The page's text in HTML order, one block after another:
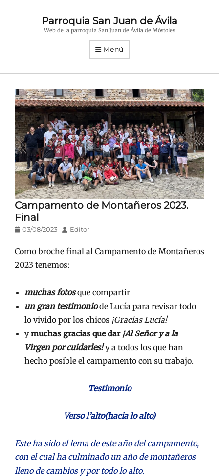
Parroquia San Juan de Ávila
Web de la parroquia San Juan de Ávila de Móstoles
Menú
Campamento de Montañeros 2023.
Final
Publicado
03/08/2023 AutorEditor
Como broche final al Campamento de Montañeros
2023 tenemos:
muchas fotosque compartir
un gran testimoniode Lucía para revisar todo
lo vivido por los chicos ¡Gracias Lucía!
ymuchas gracias que dar ¡Al Señor y a la
Virgen por cuidarles! y a todos los que han
hecho posible el campamento con su trabajo.
Testimonio
Verso l’alto(hacia lo alto)
Este ha sido el lema de este año del campamento,
con el cual ha culminado un año de montañeros
lleno de cambios y por todo lo alto.